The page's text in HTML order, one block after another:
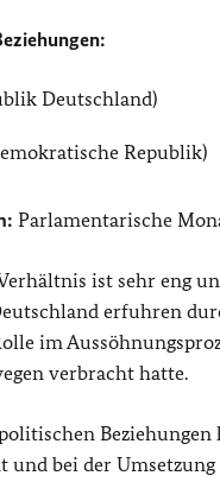
Deutschland)
Republik)
Parlamentarische
ist sehr eng
erfuhren
im
verbracht hatte.
und bei der